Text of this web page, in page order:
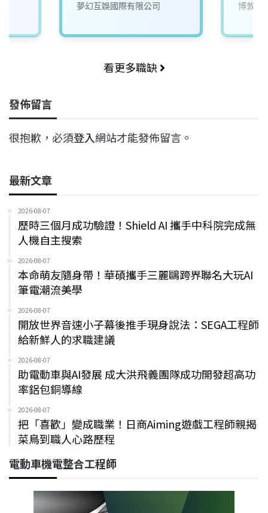
夢幻互娛國際有限公司 博敦電
看更多職缺
發佈留言
很抱歉，必須登入網站才能發佈留言。
最新文章
2026-08-07
歷時三個月成功驗證！Shield AI 攜手中科院完成無
人機自主搜索
2026-08-07
本命萌友隨身帶！華碩攜手三麗鷗跨界聯名大玩AI
筆電潮流美學
2026-08-07
開放世界音速小子幕後推手現身說法：SEGA工程師
給新鮮人的求職建議
2026-08-07
助電動車與AI發展 成大洪飛義團隊成功開發超高功
率鋁包銅導線
2026-08-07
把「喜歡」變成職業！日商Aiming遊戲工程師親揭
菜鳥到職人心路歷程
電動車機電整合工程師